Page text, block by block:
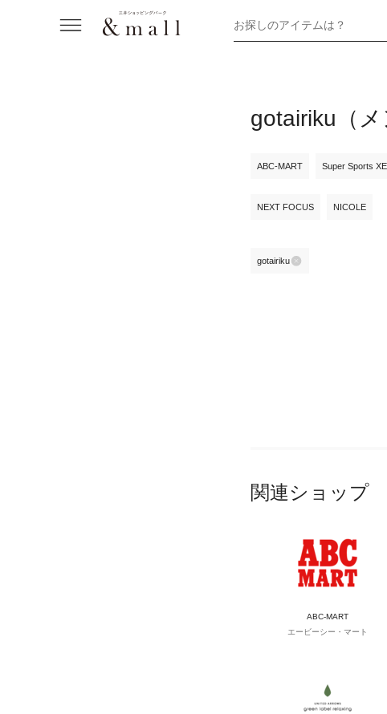
お探しのアイテムは？
gotairiku（
ABC-MART Super Sports
NEXT FOCUS NICOLE
gotairiku
関連ショップ
ABC-MART
エービーシー・マート